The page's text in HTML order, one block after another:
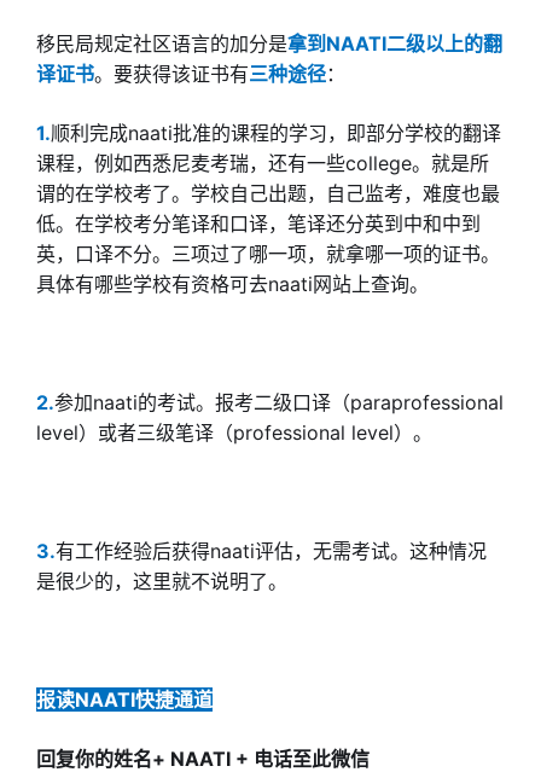
移民局规定社区语言的加分是拿到NAATI二级以上的翻
译证书。要获得该证书有三种途径：
1.顺利完成naati批准的课程的学习，即部分学校的翻译
课程，例如西悉尼麦考瑞，还有一些college。就是所
谓的在学校考了。学校自己出题，自己监考，难度也最
低。在学校考分笔译和口译，笔译还分英到中和中到
英，口译不分。三项过了哪一项，就拿哪一项的证书。
具体有哪些学校有资格可去naati网站上查询。
2.参加naati的考试。报考二级口译（paraprofessional
level）或者三级笔译（professional level）。
3.有工作经验后获得naati评估，无需考试。这种情况
是很少的，这里就不说明了。
报读NAATI快捷通道
回复你的姓名+ NAATI + 电话至此微信